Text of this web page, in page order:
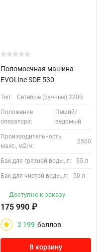
Поломоечная машина
EVOLine SDE 530
Тип: Сетевые (ручные) 220В
Положение
оператора:
Пеший/
ведомый
Производительность
макс., м2/ч:
2500
Бак для грязной воды, л: 55 л
Бак для чистой воды, л: 50 л
Доступно к заказу
175 990 ₽
2 199 баллов
В корзину